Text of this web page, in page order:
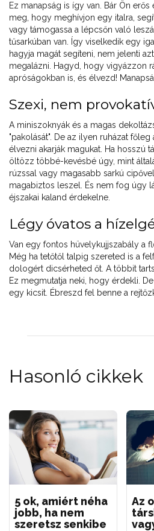
Ez manapság is így van. Bár Ön
meg, hogy meghívjon egy italra,
vagy támogassa a lépcsőn való
tűsarkúban van. Így viselkedik egy
hagyja magát segíteni, nem jelenti
megalázni. Hagyd, hogy vigyázzon
apróságokban is, és élvezd!
Szexi, nem
A miniszoknyák és a magas
"pakolását". De az ilyen ruházat főleg
élvezni akarják magukat. Ha hosszú
öltözz többé-kevésbé úgy, mint
rúzssal vagy magasabb sarkú
magabiztos leszel. És nem fog úgy
éjszakai kaland érdekelne.
Légy óvatos a
Van egy fontos hüvelykujjszabály a
Még ha tetőtől talpig szereted is a
dologért dicsérheted őt. A többit
Ez megmutatja neki, hogy érdekli.
egy kicsit. Ébreszd fel benne a
Hasonló cikkek
5 ok, amiért néha
jobb, ha nem
szeretsz senkibe
Az